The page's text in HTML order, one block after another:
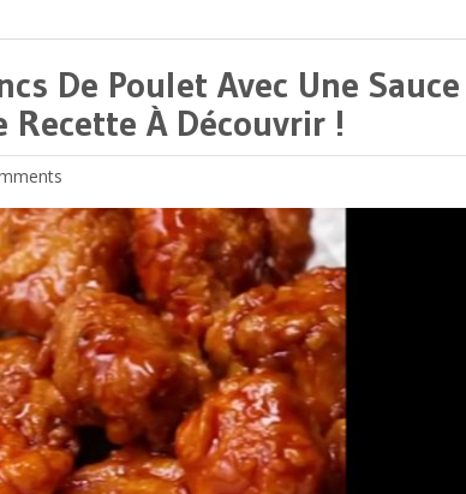
De Poulet Avec Une Sauce
À Découvrir !